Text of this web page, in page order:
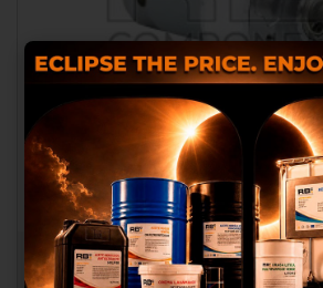
MOTOR TRACCION 36V
RB051069
Wir verwenden eigene
Cookies von Dritten, um
besseres Einkaufserlebnis zu
statistische Analysen
durchzuführen, die uns
unseren Service zu